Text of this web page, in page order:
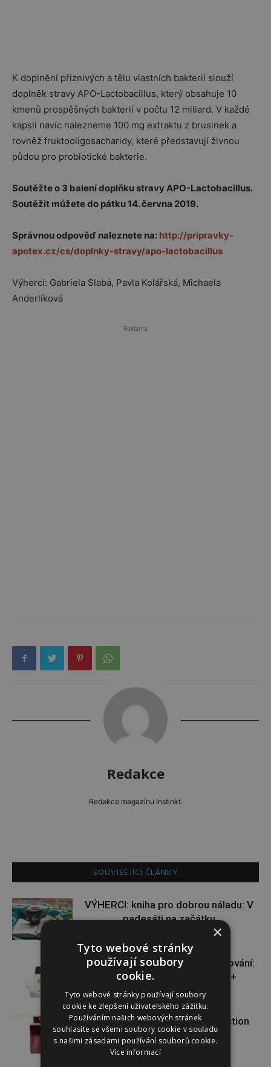
K doplnění příznivých a tělu vlastních bakterií slouží
doplněk stravy APO-Lactobacillus, který obsahuje 10
kmenů prospěšných bakterií v počtu 12 miliard. V každé
kapsli navíc nalezneme 100 mg extraktu z brusinek a
rovněž fruktooligosacharidy, které představují živnou
půdou pro probiotické bakterie.
Soutěžte o 3 balení doplňku stravy APO-Lactobacillus.
Soutěžit můžete do pátku 14. června 2019.
Správnou odpověď naleznete na: http://pripravky-
apotex.cz/cs/doplnky-stravy/apo-lactobacillus
Výherci: Gabriela Slabá, Pavla Kolářská, Michaela
Anderlíková
Reklama
Redakce
Redakce magazínu Instinkt.
SOUVISEJÍCÍ ČLÁNKY
VÝHERCI: kniha pro dobrou náladu: V
padesáti na začátku
VÝHERCI: novinka ve světě opalování:
Heliocare Water Gel SPF 50+
VÝHERCI: o krásnou vůni Attraction
Sensation od AVONu
×
Tyto webové stránky
používají soubory
cookie.
Tyto webové stránky používají soubory
cookie ke zlepšení uživatelského zážitku.
Používáním našich webových stránek
souhlasíte se všemi soubory cookie v souladu
s našimi zásadami používání souborů cookie.
Více informací